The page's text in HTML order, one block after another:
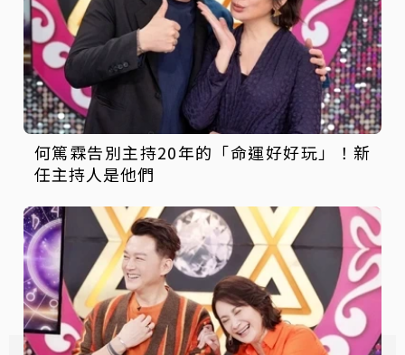
何篤霖告別主持20年的「命運好好玩」！新
任主持人是他們